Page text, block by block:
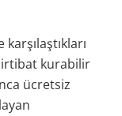
kurabilir
ücretsiz